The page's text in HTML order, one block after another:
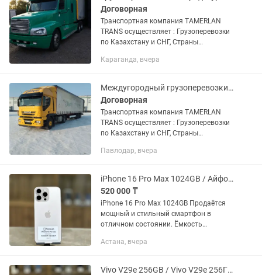
Договорная
Транспортная компания TAMERLAN
TRANS осуществляет : Грузоперевозки
по Казахстану и СНГ, Страны
Доставка груза отдельной машиной от
Караганда, вчера
Междугородный грузоперевозки фуры Тент площадки камазы газельи по Казахстан
Договорная
Транспортная компания TAMERLAN
TRANS осуществляет : Грузоперевозки
по Казахстану и СНГ, Страны
Доставка груза отдельной машиной от
Павлодар, вчера
iPhone 16 Pro Max 1024GB / Айфон 16 Про Макс 1024ГБ PhoneLab
520 000 ₸
iPhone 16 Pro Max 1024GB Продаётся
мощный и стильный смартфон в
отличном состоянии. Ёмкость
Цена: 520 000 тг Доступен Trade-in —
Астана, вчера
Vivo V29e 256GB / Vivo V29e 256Гб PhoneLab